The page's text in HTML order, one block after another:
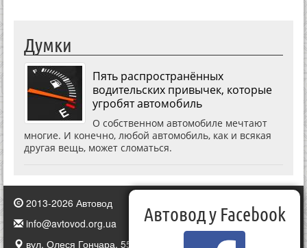
Думки
Пять распространённых
водительских привычек, которые
угробят автомобиль
О собственном автомобиле мечтают
многие. И конечно, любой автомобиль, как и всякая
другая вещь, может сломаться.
2013-2026 Автовод
info@avtovod.org.ua
вул. Олеся Гончара, 55, Київ, Україна
Автовод у Facebook